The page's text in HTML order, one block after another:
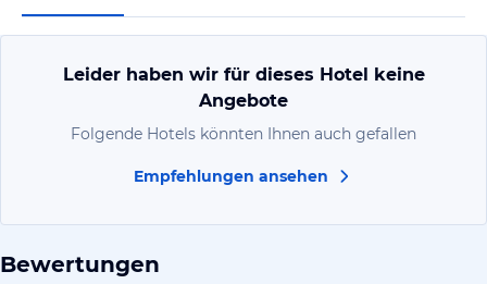
Leider haben wir für dieses Hotel keine
Angebote
Folgende Hotels könnten Ihnen auch gefallen
Empfehlungen ansehen
Bewertungen